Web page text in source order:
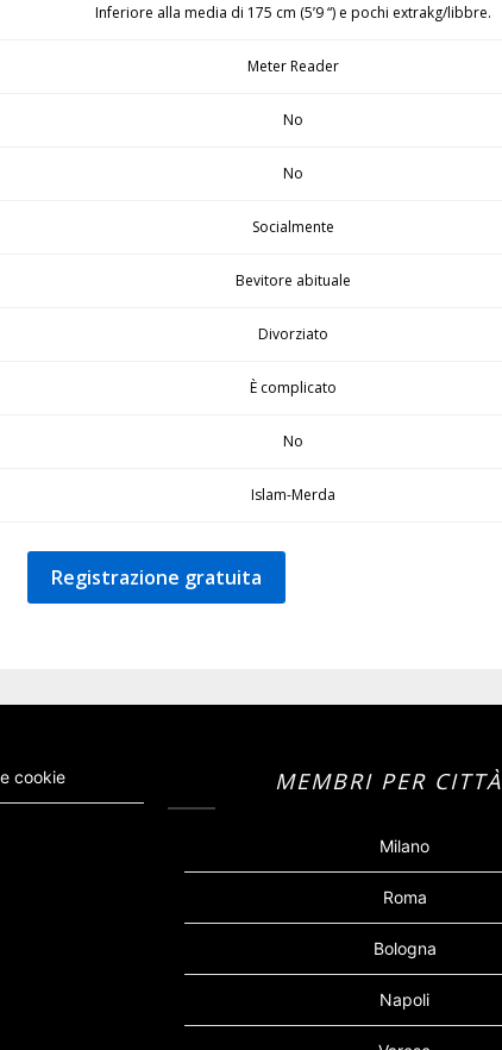
Inferiore alla media di 175 cm (5’9 “) e pochi extrakg/libbre.
Meter Reader
No
No
Socialmente
Bevitore abituale
Divorziato
È complicato
No
Islam-Merda
Registrazione gratuita
cookie MEMBRI PER CITTÀ
Milano
Roma
Bologna
Napoli